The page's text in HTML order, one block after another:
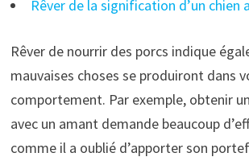
Rêver de la signification d’un chien
Rêver de nourrir des porcs indique
mauvaises choses se produiront dans
comportement. Par exemple, obtenir
avec un amant demande beaucoup
comme il a oublié d’apporter son